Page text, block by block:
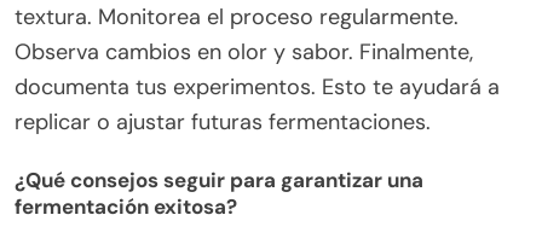
textura. Monitorea el proceso regularmente.
Observa cambios en olor y sabor. Finalmente,
documenta tus experimentos. Esto te ayudará a
replicar o ajustar futuras fermentaciones.
¿Qué consejos seguir para garantizar una
fermentación exitosa?